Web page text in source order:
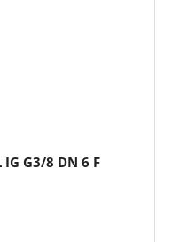
G3/8 DN 6 F